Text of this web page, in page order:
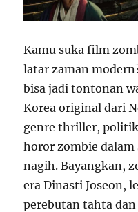
Kamu suka film
latar zaman
bisa jadi tontonan
Korea original dari
genre thriller,
horor zombie
nagih. Bayangkan,
era Dinasti Joseon,
perebutan tahta